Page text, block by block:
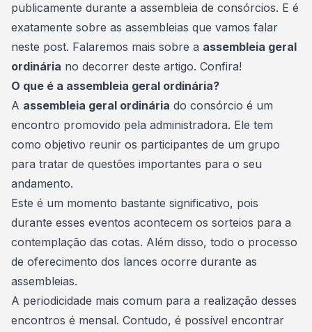
publicamente durante a assembleia de consórcios. E é
exatamente sobre as assembleias que vamos falar
neste post. Falaremos mais sobre a assembleia geral
ordinária no decorrer deste artigo. Confira!
O que é a assembleia geral ordinária?
A assembleia geral ordinária do consórcio é um
encontro promovido pela administradora. Ele tem
como objetivo reunir os participantes de um grupo
para tratar de questões importantes para o seu
andamento.
Este é um momento bastante significativo, pois
durante esses eventos acontecem os sorteios para a
contemplação das cotas. Além disso, todo o processo
de oferecimento dos lances ocorre durante as
assembleias.
A periodicidade mais comum para a realização desses
encontros é mensal. Contudo, é possível encontrar